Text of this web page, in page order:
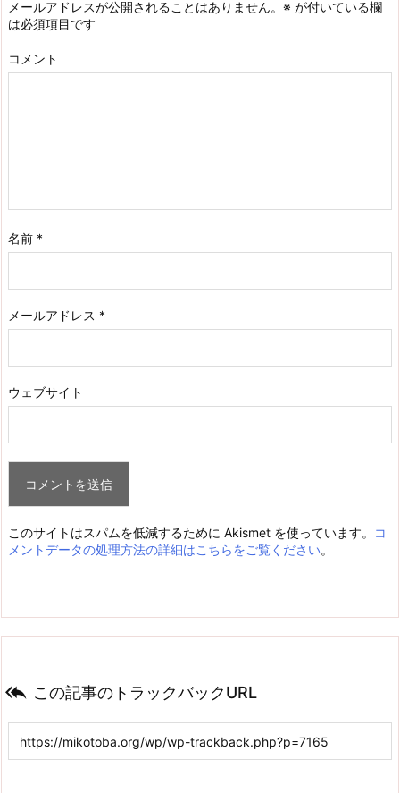
メールアドレスが公開されることはありません。 ※ が付いている欄
は必須項目です
コメント
名前 *
メールアドレス *
ウェブサイト
このサイトはスパムを低減するために Akismet を使っています。
コ
メントデータの処理方法の詳細はこちらをご覧ください。
 この記事のトラックバックURL